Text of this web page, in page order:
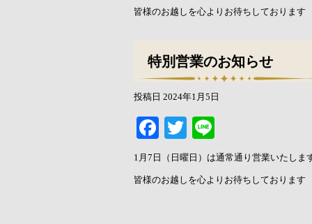
皆様のお越しを心よりお待ちしております
特別営業のお知らせ
投稿日 2024年1月5日
Facebook
Twitter
1月7日（日曜日）は通常通り営業いたしま
皆様のお越しを心よりお待ちしております